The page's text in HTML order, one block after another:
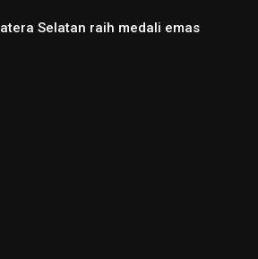
Selatan raih medali emas